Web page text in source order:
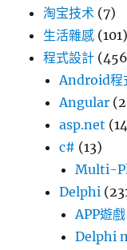
淘宝技术 (7)
生活雜感 (101)
程式設計
Android程
Angular
asp.net
c# (13)
Multi-
Delphi
APP遊戲
Delphi